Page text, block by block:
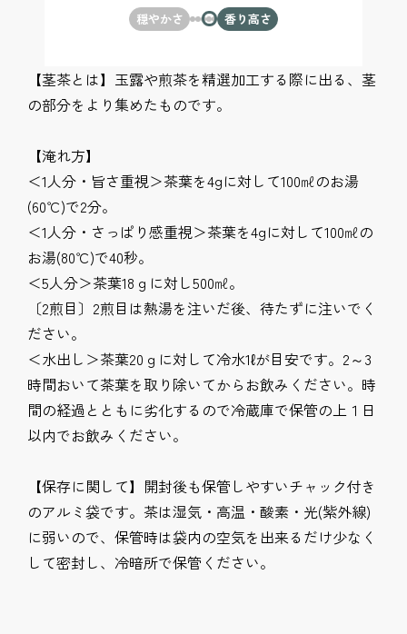
【茎茶とは】玉露や煎茶を精選加工する際に出る、茎
の部分をより集めたものです。
【淹れ方】
＜1人分・旨さ重視＞茶葉を4gに対して100㎖のお湯
(60℃)で2分。
＜1人分・さっぱり感重視＞茶葉を4gに対して100㎖の
お湯(80℃)で40秒。
＜5人分＞茶葉18ｇに対し500㎖。
〔2煎目〕2煎目は熱湯を注いだ後、待たずに注いでく
ださい。
＜水出し＞茶葉20ｇに対して冷水1ℓが目安です。2～3
時間おいて茶葉を取り除いてからお飲みください。時
間の経過とともに劣化するので冷蔵庫で保管の上１日
以内でお飲みください。
【保存に関して】開封後も保管しやすいチャック付き
のアルミ袋です。茶は湿気・高温・酸素・光(紫外線)
に弱いので、保管時は袋内の空気を出来るだけ少なく
穏やかさ 香り高さ